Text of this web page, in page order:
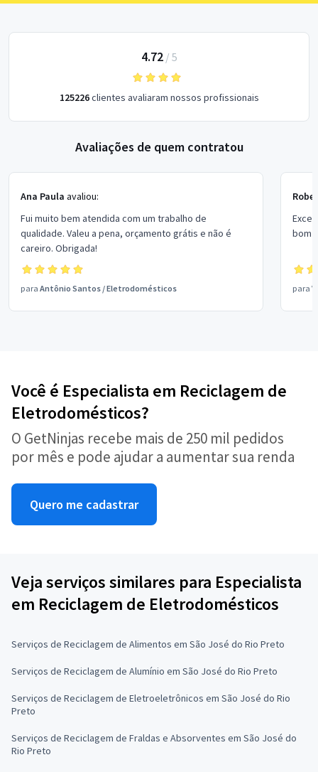
4.72/ 5
125226clientes avaliaram nossos profissionais
Avaliações de quem contratou
Ana Paula avaliou:
Fui muito bem atendida com um trabalho de
qualidade. Valeu a pena, orçamento grátis e não é
careiro. Obrigada!
para Antônio Santos /Eletrodomésticos
bom
para
Você é Especialista em Reciclagem de
Eletrodomésticos?
O GetNinjas recebe mais de 250 mil pedidos
por mês e pode ajudar a aumentar sua renda
Quero me cadastrar
Veja serviços similares para Especialista
em Reciclagem de Eletrodomésticos
Serviços de Reciclagem de Alimentos em São José do Rio Preto
Serviços de Reciclagem de Alumínio em São José do Rio Preto
Serviços de Reciclagem de Eletroeletrônicos em São José do Rio
Preto
Serviços de Reciclagem de Fraldas e Absorventes em São José do
Rio Preto